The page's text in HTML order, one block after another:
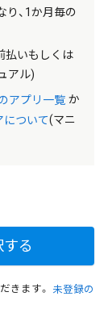
り、1か月毎の
払いもしくは
アル)
アプリ一覧か
について(マニ
る
きます。
未登録の